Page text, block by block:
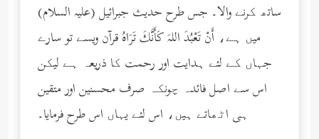
ساتھ کرنے والا۔ جس طرح حدیث جبرائیل (عليه السلام)
میں ہے، أَنْ تَعْبُدَ اللهَ كَأَنَّكَ تَرَاهُ قرآن ویسے تو سارے
جہاں کے لئے ہدایت اور رحمت کا ذریعہ ہے لیکن
اس سے اصل فائدہ چونکہ صرف محسنین اور متقین
ہی اٹھاتے ہیں، اس لئے یہاں اس طرح فرمایا۔